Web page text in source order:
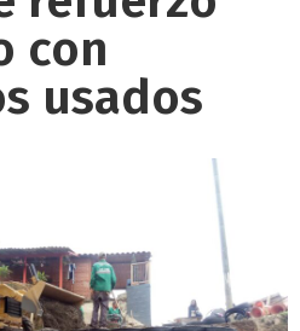
con
usados